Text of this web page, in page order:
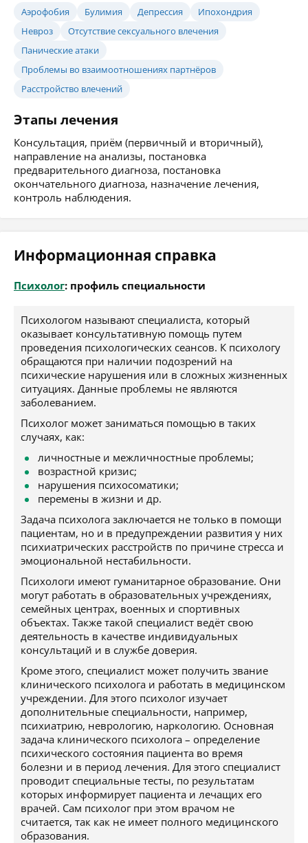
Аэрофобия Булимия Депрессия
Ипохондрия
Невроз
Отсутствие сексуального влечения
Панические атаки
Проблемы во взаимоотношениях партнёров
Расстройство влечений
Этапы лечения
Консультация, приём (первичный и вторичный),
направление на анализы, постановка
предварительного диагноза, постановка
окончательного диагноза, назначение лечения,
контроль наблюдения.
Информационная справка
Психолог: профиль специальности
Психологом называют специалиста, который
оказывает консультативную помощь путем
проведения психологических сеансов. К психологу
обращаются при наличии подозрений на
психические нарушения или в сложных жизненных
ситуациях. Данные проблемы не являются
заболеванием.
Психолог может заниматься помощью в таких
случаях, как:
личностные и межличностные проблемы;
возрастной кризис;
нарушения психосоматики;
перемены в жизни и др.
Задача психолога заключается не только в помощи
пациентам, но и в предупреждении развития у них
психиатрических расстройств по причине стресса и
эмоциональной нестабильности.
Психологи имеют гуманитарное образование. Они
могут работать в образовательных учреждениях,
семейных центрах, военных и спортивных
объектах. Также такой специалист ведёт свою
деятельность в качестве индивидуальных
консультаций и в службе доверия.
Кроме этого, специалист может получить звание
клинического психолога и работать в медицинском
учреждении. Для этого психолог изучает
дополнительные специальности, например,
психиатрию, неврологию, наркологию. Основная
задача клинического психолога – определение
психического состояния пациента во время
болезни и в период лечения. Для этого специалист
проводит специальные тесты, по результатам
которых информирует пациента и лечащих его
врачей. Сам психолог при этом врачом не
считается, так как не имеет полного медицинского
образования.